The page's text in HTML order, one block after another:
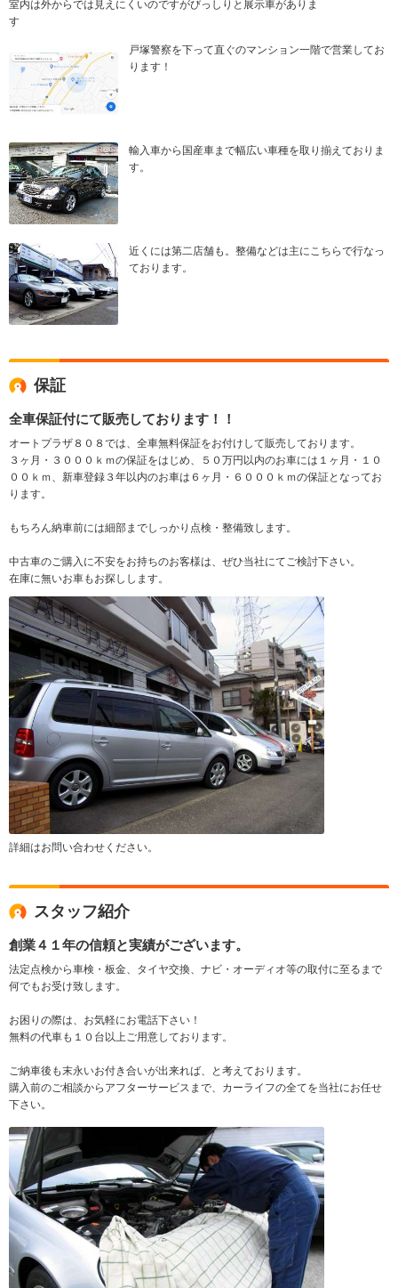
室内は外からでは見えにくいのですがびっしりと展示車がありま
す
戸塚警察を下って直ぐのマンション一階で営業してお
ります！
輸入車から国産車まで幅広い車種を取り揃えておりま
す。
近くには第二店舗も。整備などは主にこちらで行なっ
ております。
保証
全車保証付にて販売しております！！
オートプラザ８０８では、全車無料保証をお付けして販売しております。
３ヶ月・３０００ｋｍの保証をはじめ、５０万円以内のお車には１ヶ月・１０
００ｋｍ、新車登録３年以内のお車は６ヶ月・６０００ｋｍの保証となってお
ります。
もちろん納車前には細部までしっかり点検・整備致します。
中古車のご購入に不安をお持ちのお客様は、ぜひ当社にてご検討下さい。
在庫に無いお車もお探しします。
詳細はお問い合わせください。
スタッフ紹介
創業４１年の信頼と実績がございます。
法定点検から車検・板金、タイヤ交換、ナビ・オーディオ等の取付に至るまで
何でもお受け致します。
お困りの際は、お気軽にお電話下さい！
無料の代車も１０台以上ご用意しております。
ご納車後も末永いお付き合いが出来れば、と考えております。
購入前のご相談からアフターサービスまで、カーライフの全てを当社にお任せ
下さい。